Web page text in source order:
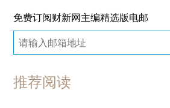
免费订阅财新网主编精选版电邮
推荐阅读